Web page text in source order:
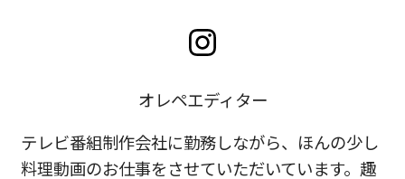
オレペエディター
テレビ番組制作会社に勤務しながら、ほんの少し
料理動画のお仕事をさせていただいています。趣